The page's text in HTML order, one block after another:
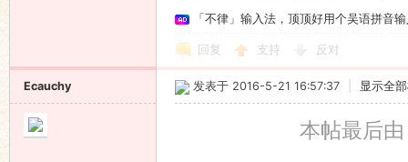
「不律」输入法，顶顶好用个吴语拼音
回复 支持 反对
Ecauchy 发表于 2016-5-21 16:57:37 显示全
本帖最后